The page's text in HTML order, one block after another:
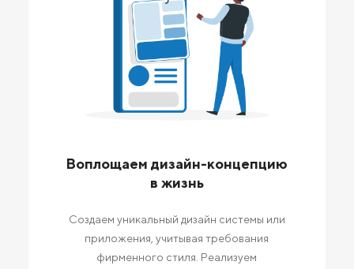
Воплощаем дизайн-концепцию
в жизнь
Создаем уникальный дизайн системы или
приложения, учитывая требования
фирменного стиля. Реализуем